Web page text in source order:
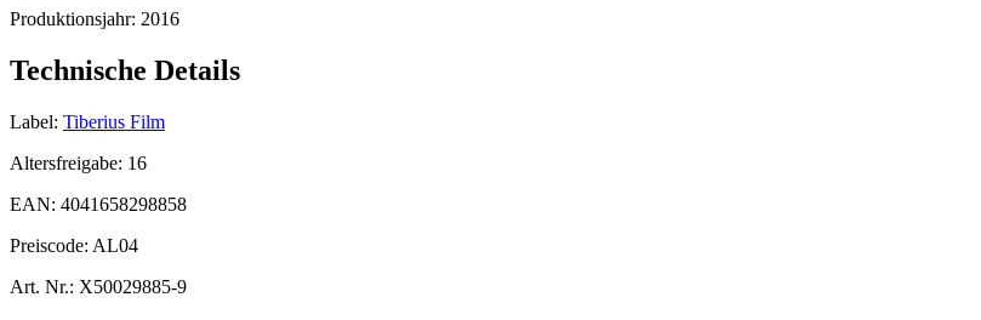
Produktionsjahr: 2016
Technische Details
Label: Tiberius Film
Altersfreigabe: 16
EAN: 4041658298858
Preiscode: AL04
Art. Nr.: X50029885-9